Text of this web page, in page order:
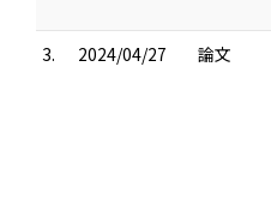
3. 2024/04/27 論文